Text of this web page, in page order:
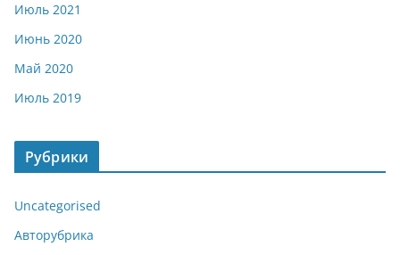
Июль 2021
Июнь 2020
Май 2020
Июль 2019
Рубрики
Uncategorised
Авторубрика